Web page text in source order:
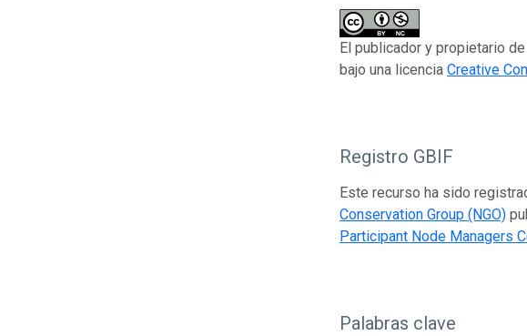
El publicador y propietario
bajo una licenciaCreative
Registro GBIF
Este recurso ha sido
Conservation Group (NGO)
Participant Node Managers
Palabras clave